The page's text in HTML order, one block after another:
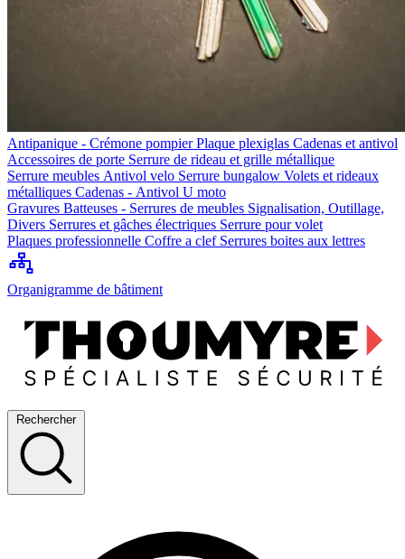
Antipanique - Crémone pompierPlaque plexiglas Cadenas et antivol
Accessoires de porte Serrure de rideau et grille métallique
Serrure meubles Antivol velo Serrure bungalow Volets et rideaux
métalliques Cadenas - Antivol U moto
Gravures Batteuses - Serrures de meubles Signalisation, Outillage,
Divers Serrures et gâches électriques Serrure pour volet
Plaques professionnelle Coffre a clef Serrures boites aux lettres
Organigramme de bâtiment
Rechercher